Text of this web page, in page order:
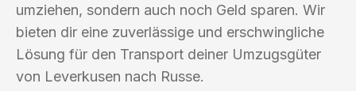
umziehen, sondern auch noch Geld sparen. Wir
bieten dir eine zuverlässige und erschwingliche
Lösung für den Transport deiner Umzugsgüter
von Leverkusen nach Russe.